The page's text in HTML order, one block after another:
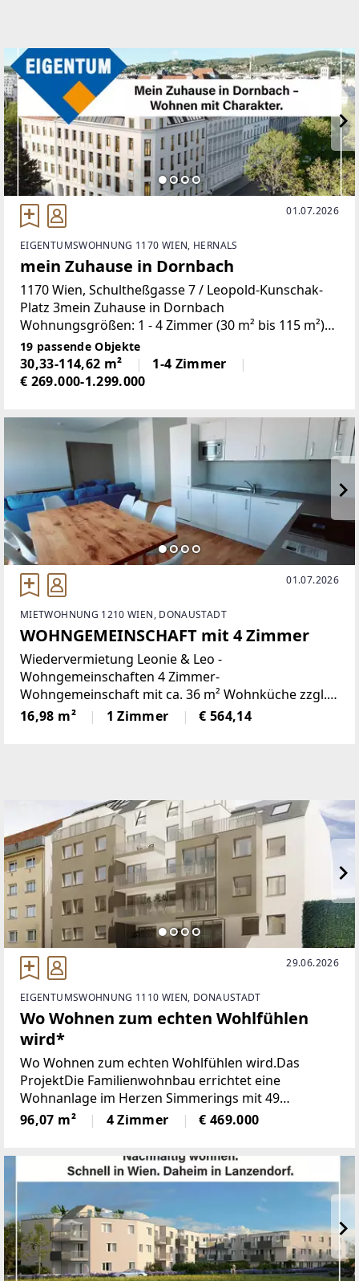
01.07.2026
EIGENTUMSWOHNUNG 1170 WIEN, HERNALS
mein Zuhause in Dornbach
1170 Wien, Schultheßgasse 7 / Leopold-Kunschak-
Platz 3mein Zuhause in Dornbach
Wohnungsgrößen: 1 - 4 Zimmer (30 m² bis 115 m²)
mit hochwertiger und geschmackvoller
Ausstattung; ideale Freiräume wie Balkon,
19 passende Objekte
30,33-114,62 m²
1-4 Zimmer
€ 269.000-1.299.000
01.07.2026
MIETWOHNUNG 1210 WIEN, DONAUSTADT
WOHNGEMEINSCHAFT mit 4 Zimmer
Wiedervermietung Leonie & Leo -
Wohngemeinschaften 4 Zimmer-
Wohngemeinschaft mit ca. 36 m² Wohnküche zzgl.
ca. 6 m² Loggia/BalkonWG - Zimmer 4 mit 17 m² (lila
markiert)monatliche Kosten:
16,98 m² 1 Zimmer € 564,14
29.06.2026
EIGENTUMSWOHNUNG 1110 WIEN, DONAUSTADT
Wo Wohnen zum echten Wohlfühlen
wird*
Wo Wohnen zum echten Wohlfühlen wird.Das
ProjektDie Familienwohnbau errichtet eine
Wohnanlage im Herzen Simmerings mit 49
freifinanzierten Eigentumswohnungen und eigener
Tiefgarage.Die DetailsLassen
96,07 m² 4 Zimmer € 469.000